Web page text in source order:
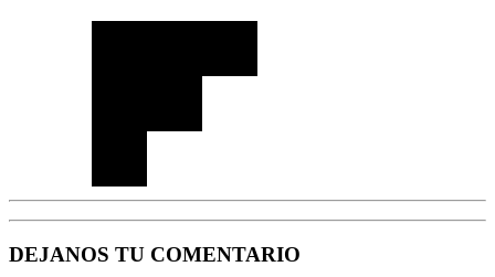
DEJANOS TU COMENTARIO